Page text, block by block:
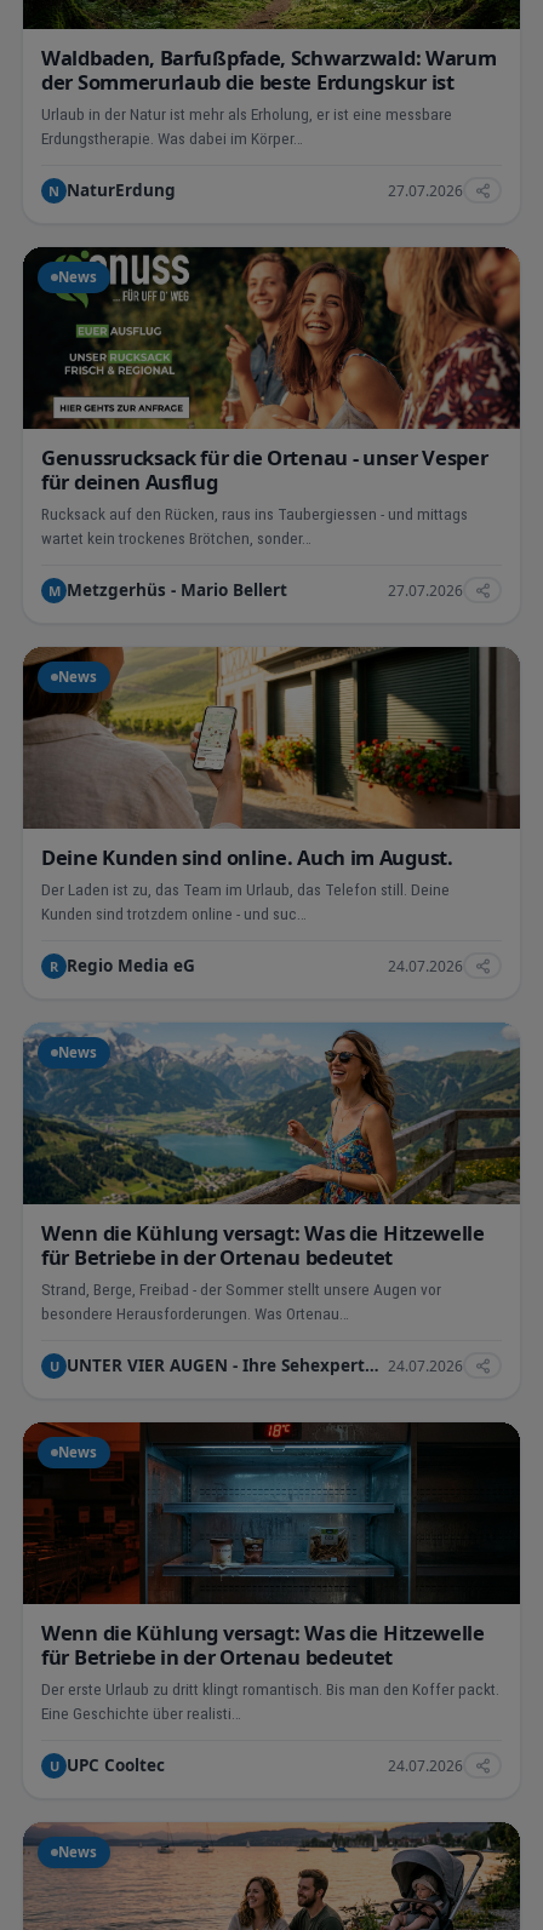
Waldbaden, Barfußpfade, Schwarzwald: Warum
der Sommerurlaub die beste Erdungskur ist
Urlaub in der Natur ist mehr als Erholung, er ist eine messbare
Erdungstherapie. Was dabei im Körper…
N NaturErdung 27.07.2026
News
Genussrucksack für die Ortenau - unser Vesper
für deinen Ausflug
Rucksack auf den Rücken, raus ins Taubergiessen - und mittags
wartet kein trockenes Brötchen, sonder…
M Metzgerhüs - Mario Bellert 27.07.2026
News
Deine Kunden sind online. Auch im August.
Der Laden ist zu, das Team im Urlaub, das Telefon still. Deine
Kunden sind trotzdem online - und suc…
R Regio Media eG 24.07.2026
News
Wenn die Kühlung versagt: Was die Hitzewelle
für Betriebe in der Ortenau bedeutet
Strand, Berge, Freibad - der Sommer stellt unsere Augen vor
besondere Herausforderungen. Was Ortenau…
U UNTER VIER AUGEN - Ihre Sehexperte in Ettenheim -
24.07.2026
News
Wenn die Kühlung versagt: Was die Hitzewelle
für Betriebe in der Ortenau bedeutet
Der erste Urlaub zu dritt klingt romantisch. Bis man den Koffer packt.
Eine Geschichte über realisti…
U UPC Cooltec 24.07.2026
News